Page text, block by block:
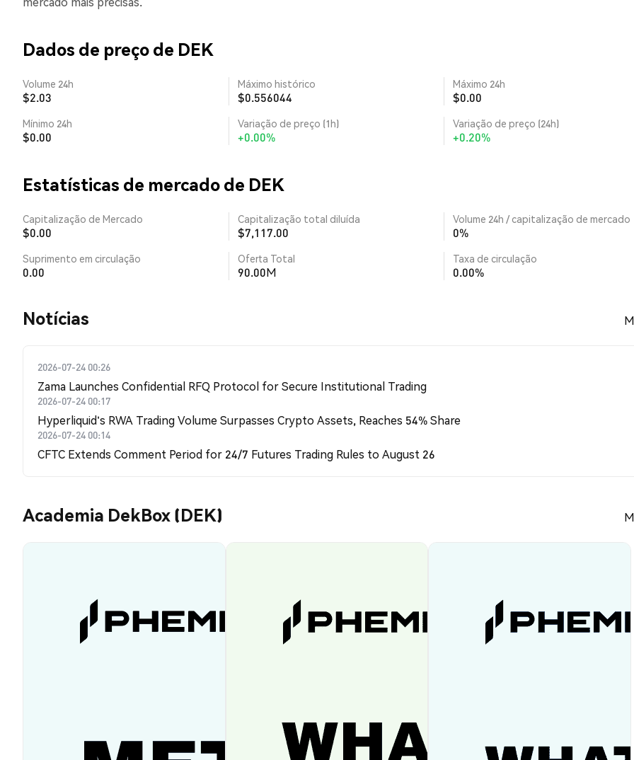
Dados de preço de DEK
Volume 24h
$2.03
Máximo histórico
$0.556044
Máximo 24h
$0.00
Mínimo 24h
$0.00
Variação de preço (1h)
+0.00%
Variação de preço (24h)
+0.20%
Estatísticas de mercado de DEK
Capitalização de Mercado
$0.00
Capitalização total diluída
$7,117.00
Volume 24h / capitalização de mercado
0%
Suprimento em circulação
0.00
Oferta Total
90.00M
Taxa de circulação
0.00%
​​Notícias​​
2026-07-24 00:26
Zama Launches Confidential RFQ Protocol for Secure Institutional Trading
2026-07-24 00:17
Hyperliquid's RWA Trading Volume Surpasses Crypto Assets, Reaches 54% Share
2026-07-24 00:14
CFTC Extends Comment Period for 24/7 Futures Trading Rules to August 26
Academia DekBox (DEK)